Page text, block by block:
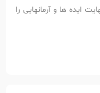
ایده ها و آرمانهایی را